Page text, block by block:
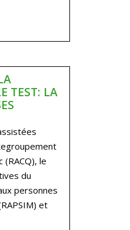
TEST: LA
le
du
personnes
et